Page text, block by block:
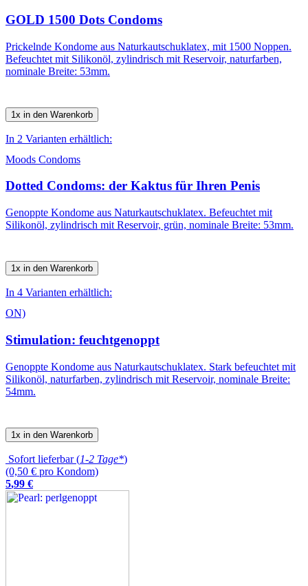
GOLD 1500 Dots Condoms
Prickelnde Kondome aus Naturkautschuklatex, mit 1500 Noppen.
Befeuchtet mit Silikonöl, zylindrisch mit Reservoir, naturfarben,
nominale Breite: 53mm.
1x in den Warenkorb
In 2 Varianten erhältlich:
Moods Condoms
Dotted Condoms: der Kaktus für Ihren Penis
Genoppte Kondome aus Naturkautschuklatex. Befeuchtet mit
Silikonöl, zylindrisch mit Reservoir, grün, nominale Breite: 53mm.
1x in den Warenkorb
In 4 Varianten erhältlich:
ON)
Stimulation: feuchtgenoppt
Genoppte Kondome aus Naturkautschuklatex. Stark befeuchtet mit
Silikonöl, naturfarben, zylindrisch mit Reservoir, nominale Breite:
54mm.
1x in den Warenkorb
Sofort lieferbar (1-2 Tage*)
(0,50 € pro Kondom)
5,99 €